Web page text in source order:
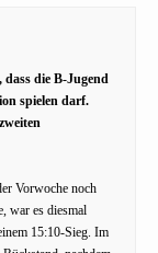
dass die B-Jugend
spielen darf.
Vorwoche noch
war es diesmal
15:10-Sieg. Im